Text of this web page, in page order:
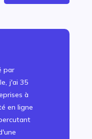
par
j'ai 35
à
en ligne